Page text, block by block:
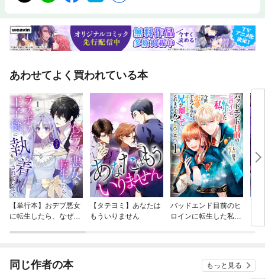
あわせてよく買われている本
【単行本】おデブ悪女
に転生したら、なぜか
【タテヨミ】あなたは
もういりません
バッドエンド目前のヒ
ロインに転生した私、
同じ作者の本 もっと見る